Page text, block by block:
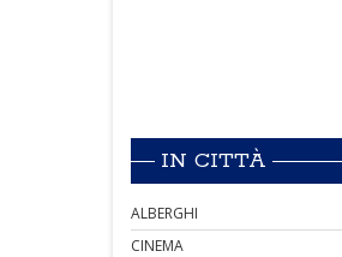
IN CITTÀ
ALBERGHI
CINEMA